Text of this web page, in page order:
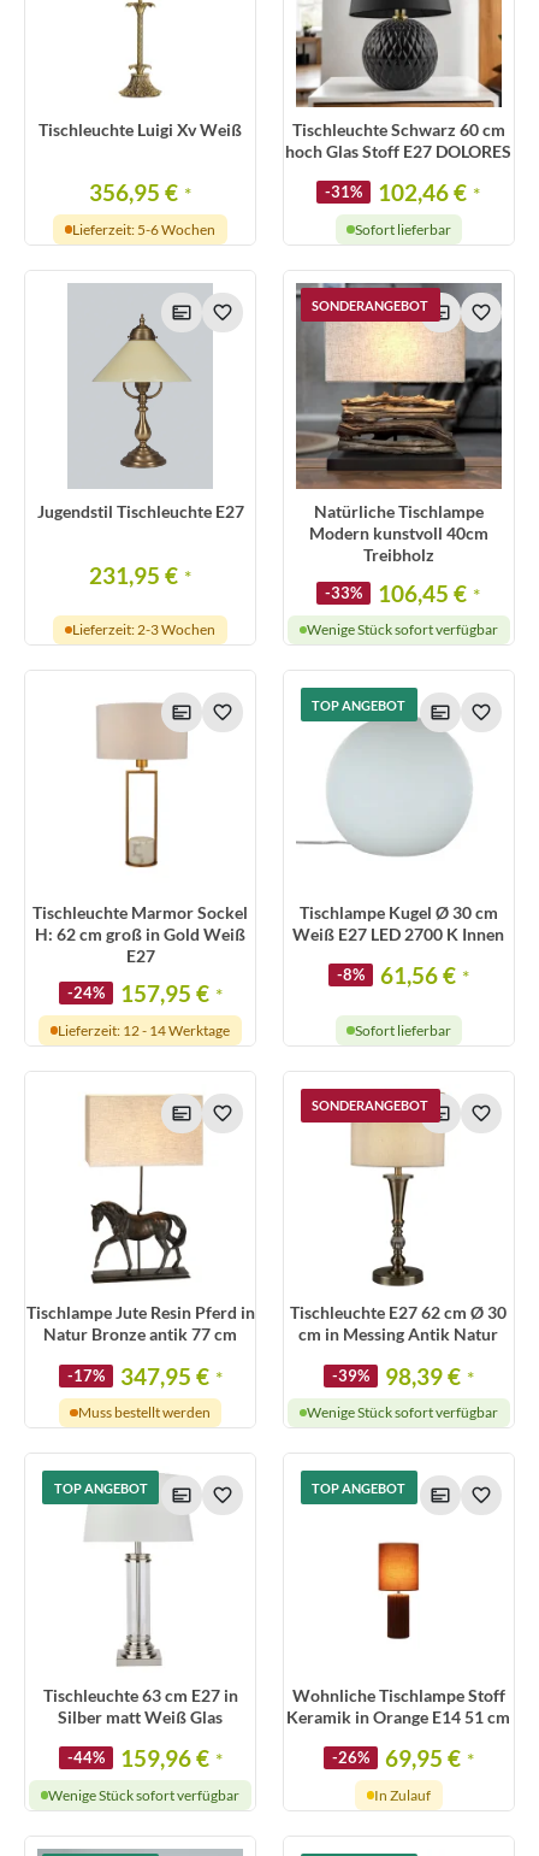
Tischleuchte Luigi Xv Weiß
356,95 € *
Lieferzeit: 5-6 Wochen
Tischleuchte Schwarz 60 cm
hoch Glas Stoff E27 DOLORES
-31% 102,46 € *
Sofort lieferbar
Jugendstil Tischleuchte E27
231,95 € *
Lieferzeit: 2-3 Wochen
SONDERANGEBOT
Natürliche Tischlampe
Modern kunstvoll 40cm
Treibholz
-33% 106,45 € *
Wenige Stück sofort verfügbar
Tischleuchte Marmor Sockel
H: 62 cm groß in Gold Weiß
E27
-24% 157,95 € *
Lieferzeit: 12 - 14 Werktage
TOP ANGEBOT
Tischlampe Kugel Ø 30 cm
Weiß E27 LED 2700 K Innen
-8% 61,56 € *
Sofort lieferbar
Tischlampe Jute Resin Pferd in
Natur Bronze antik 77 cm
-17% 347,95 € *
Muss bestellt werden
SONDERANGEBOT
Tischleuchte E27 62 cm Ø 30
cm in Messing Antik Natur
-39% 98,39 € *
Wenige Stück sofort verfügbar
TOP ANGEBOT
Tischleuchte 63 cm E27 in
Silber matt Weiß Glas
-44% 159,96 € *
Wenige Stück sofort verfügbar
TOP ANGEBOT
Wohnliche Tischlampe Stoff
Keramik in Orange E14 51 cm
-26% 69,95 € *
In Zulauf